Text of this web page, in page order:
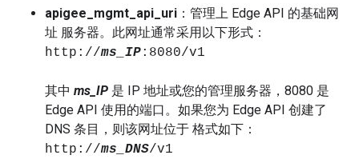
apigee_mgmt_api_uri ：管理上 Edge API 的基础网
址 服务器。此网址通常采用以下形式：
http://ms_IP:8080/v1
其中 ms_IP 是 IP 地址或您的管理服务器，8080 是
Edge API 使用的端口。如果您为 Edge API 创建了
DNS 条目，则该网址位于 格式如下：
http://ms_DNS/v1